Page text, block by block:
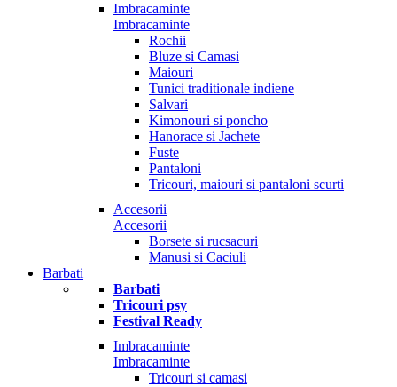
Imbracaminte
Imbracaminte
Rochii
Bluze si Camasi
Maiouri
Tunici traditionale indiene
Salvari
Kimonouri si poncho
Hanorace si Jachete
Fuste
Pantaloni
Tricouri, maiouri si pantaloni scurti
Accesorii
Accesorii
Borsete si rucsacuri
Manusi si Caciuli
Barbati
Barbati
Tricouri psy
Festival Ready
Imbracaminte
Imbracaminte
Tricouri si camasi